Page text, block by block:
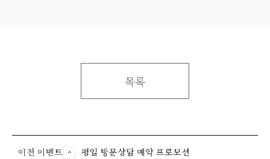
목록
이전 이벤트 평일 방문상담 예약 프로모션